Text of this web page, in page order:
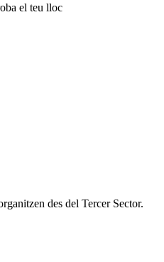
el teu lloc
des del Tercer Sector.